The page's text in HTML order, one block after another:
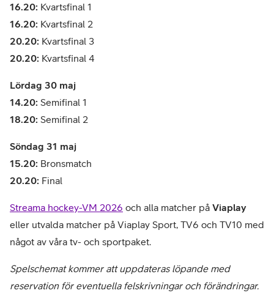
16.20: Kvartsfinal 1
16.20: Kvartsfinal 2
20.20: Kvartsfinal 3
20.20: Kvartsfinal 4
Lördag 30 maj
14.20: Semifinal 1
18.20: Semifinal 2
Söndag 31 maj
15.20: Bronsmatch
20.20: Final
Streama hockey-VM 2026 och alla matcher på Viaplay
eller utvalda matcher på Viaplay Sport, TV6 och TV10 med
något av våra tv- och sportpaket.
Spelschemat kommer att uppdateras löpande med
reservation för eventuella felskrivningar och förändringar.